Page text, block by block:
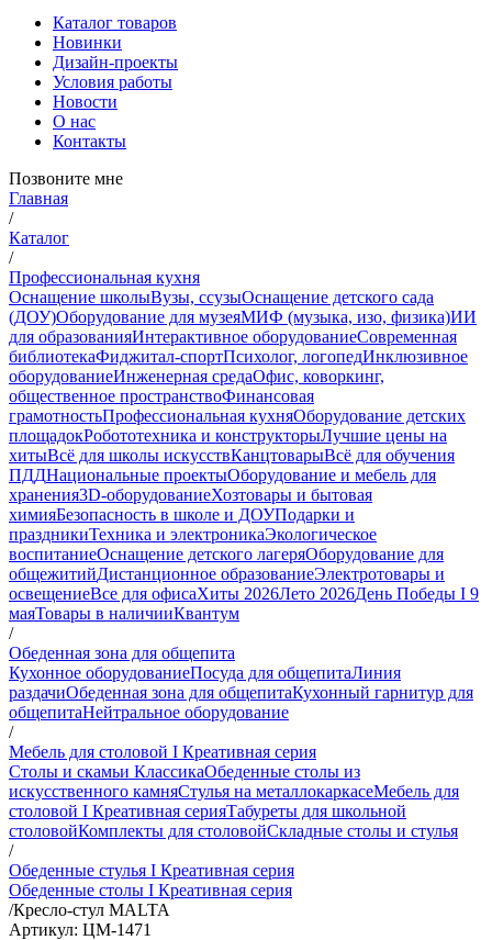
Каталог товаров
Новинки
Дизайн-проекты
Условия работы
Новости
О нас
Контакты
Позвоните мне
Главная
/
Каталог
/
Профессиональная кухня
Оснащение школыВузы, ссузыОснащение детского сада
(ДОУ)Оборудование для музеяМИФ (музыка, изо, физика)ИИ
для образованияИнтерактивное оборудованиеСовременная
библиотекаФиджитал-спортПсихолог, логопедИнклюзивное
оборудованиеИнженерная средаОфис, коворкинг,
общественное пространствоФинансовая
грамотностьПрофессиональная кухняОборудование детских
площадокРобототехника и конструкторыЛучшие цены на
хитыВсё для школы искусствКанцтоварыВсё для обучения
ПДДНациональные проектыОборудование и мебель для
хранения3D-оборудованиеХозтовары и бытовая
химияБезопасность в школе и ДОУПодарки и
праздникиТехника и электроникаЭкологическое
воспитаниеОснащение детского лагеряОборудование для
общежитийДистанционное образованиеЭлектротовары и
освещениеВсе для офисаХиты 2026Лето 2026День Победы I 9
маяТовары в наличииКвантум
/
Обеденная зона для общепита
Кухонное оборудованиеПосуда для общепитаЛиния
раздачиОбеденная зона для общепитаКухонный гарнитур для
общепитаНейтральное оборудование
/
Мебель для столовой I Креативная серия
Столы и скамьи КлассикаОбеденные столы из
искусственного камняСтулья на металлокаркасеМебель для
столовой I Креативная серияТабуреты для школьной
столовойКомплекты для столовойСкладные столы и стулья
/
Обеденные стулья I Креативная серия
Обеденные столы I Креативная серия
/Кресло-стул MALTA
Артикул: ЦМ-1471